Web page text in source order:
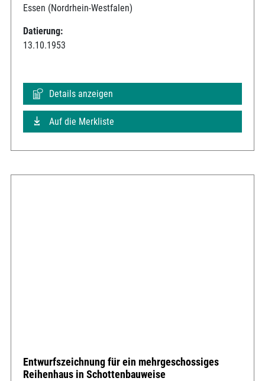
Essen (Nordrhein-Westfalen)
Datierung:
13.10.1953
Details anzeigen
Auf die Merkliste
Entwurfszeichnung für ein mehrgeschossiges
Reihenhaus in Schottenbauweise